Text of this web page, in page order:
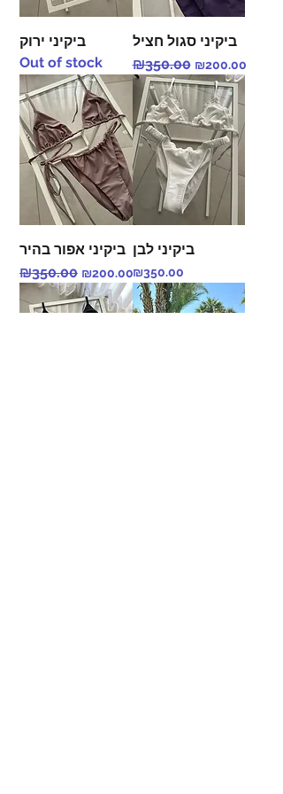
ביקיני ירוק
Out of stock
ביקיני סגול חציל
Regular Price
₪350.00 Sale Price
₪200.00
ביקיני אפור בהיר
Regular Price
₪350.00 Sale Price
₪200.00
ביקיני לבן
Price
₪350.00